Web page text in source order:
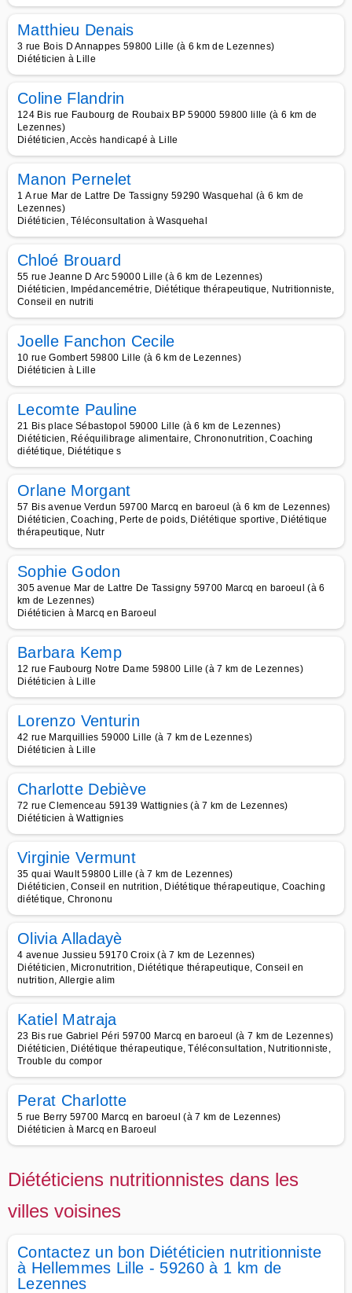
Matthieu Denais
3 rue Bois D Annappes 59800 Lille (à 6 km de Lezennes)
Diététicien à Lille
Coline Flandrin
124 Bis rue Faubourg de Roubaix BP 59000 59800 lille (à 6 km de
Lezennes)
Diététicien, Accès handicapé à Lille
Manon Pernelet
1 A rue Mar de Lattre De Tassigny 59290 Wasquehal (à 6 km de
Lezennes)
Diététicien, Téléconsultation à Wasquehal
Chloé Brouard
55 rue Jeanne D Arc 59000 Lille (à 6 km de Lezennes)
Diététicien, Impédancemétrie, Diététique thérapeutique, Nutritionniste,
Conseil en nutriti
Joelle Fanchon Cecile
10 rue Gombert 59800 Lille (à 6 km de Lezennes)
Diététicien à Lille
Lecomte Pauline
21 Bis place Sébastopol 59000 Lille (à 6 km de Lezennes)
Diététicien, Rééquilibrage alimentaire, Chrononutrition, Coaching
diététique, Diététique s
Orlane Morgant
57 Bis avenue Verdun 59700 Marcq en baroeul (à 6 km de Lezennes)
Diététicien, Coaching, Perte de poids, Diététique sportive, Diététique
thérapeutique, Nutr
Sophie Godon
305 avenue Mar de Lattre De Tassigny 59700 Marcq en baroeul (à 6
km de Lezennes)
Diététicien à Marcq en Baroeul
Barbara Kemp
12 rue Faubourg Notre Dame 59800 Lille (à 7 km de Lezennes)
Diététicien à Lille
Lorenzo Venturin
42 rue Marquillies 59000 Lille (à 7 km de Lezennes)
Diététicien à Lille
Charlotte Debiève
72 rue Clemenceau 59139 Wattignies (à 7 km de Lezennes)
Diététicien à Wattignies
Virginie Vermunt
35 quai Wault 59800 Lille (à 7 km de Lezennes)
Diététicien, Conseil en nutrition, Diététique thérapeutique, Coaching
diététique, Chrononu
Olivia Alladayè
4 avenue Jussieu 59170 Croix (à 7 km de Lezennes)
Diététicien, Micronutrition, Diététique thérapeutique, Conseil en
nutrition, Allergie alim
Katiel Matraja
23 Bis rue Gabriel Péri 59700 Marcq en baroeul (à 7 km de Lezennes)
Diététicien, Diététique thérapeutique, Téléconsultation, Nutritionniste,
Trouble du compor
Perat Charlotte
5 rue Berry 59700 Marcq en baroeul (à 7 km de Lezennes)
Diététicien à Marcq en Baroeul
Diététiciens nutritionnistes dans les
villes voisines
Contactez un bon Diététicien nutritionniste
à Hellemmes Lille - 59260 à 1 km de
Lezennes